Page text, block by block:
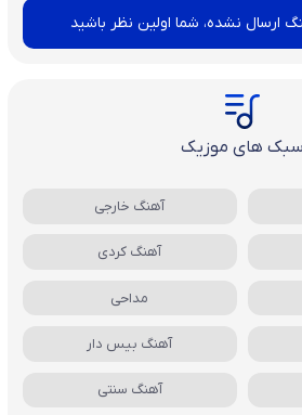
ارسال نشده، شما اولین نظر باشید
سبک های موزیک
آهنگ خارجی
آهنگ کردی
مداحی
آهنگ بیس دار
آهنگ سنتی